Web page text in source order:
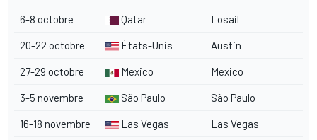
6-8 octobre Qatar Losail
20-22 octobre États-Unis Austin
27-29 octobre Mexico Mexico
3-5 novembre São Paulo São Paulo
16-18 novembre Las Vegas Las Vegas